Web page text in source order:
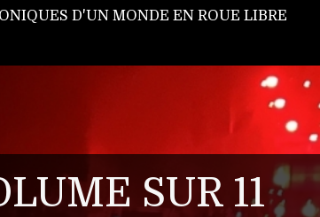
D'UN MONDE EN ROUE LIBRE
SUR 11